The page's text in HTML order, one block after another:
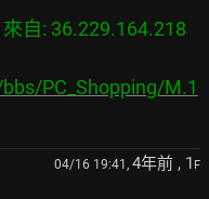
自: 36.229.164.218
PC_Shopping/M.1
04/16 19:41, 4年前 , 1 F